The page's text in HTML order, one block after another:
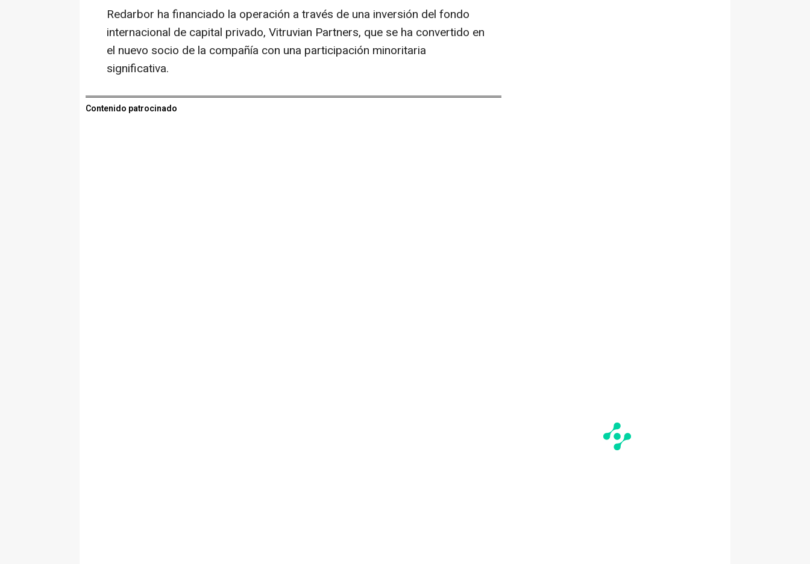
Redarbor ha financiado la operación a través de una inversión del fondo
internacional de capital privado, Vitruvian Partners, que se ha convertido en
el nuevo socio de la compañía con una participación minoritaria
significativa.
Contenido patrocinado